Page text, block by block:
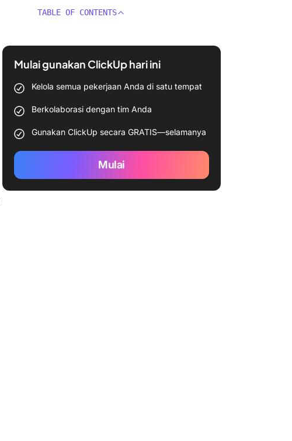
TABLE OF CONTENTS
Mulai gunakan ClickUp hari ini
Kelola semua pekerjaan Anda di satu tempat
Berkolaborasi dengan tim Anda
Gunakan ClickUp secara GRATIS—selamanya
Mulai